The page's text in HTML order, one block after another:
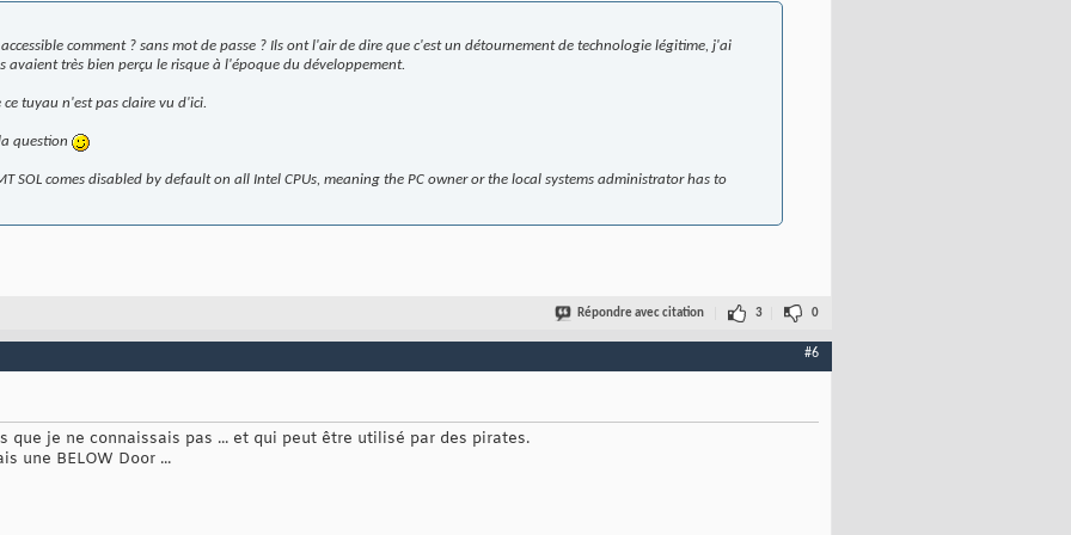
comment ? sans mot de passe ? Ils ont l'air de dire que c'est un détournement de technologie légitime, j'ai
avaient très bien perçu le risque à l'époque du développement.
tuyau n'est pas claire vu d'ici.
question
SOL comes disabled by default on all Intel CPUs, meaning the PC owner or the local systems administrator has to
Répondre avec citation 3 0
#6
que je ne connaissais pas ... et qui peut être utilisé par des pirates.
une BELOW Door ...